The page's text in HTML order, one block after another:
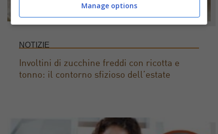
NOTIZIE
Involtini di zucchine freddi con ricotta e
tonno: il contorno sfizioso dell’estate
Manage options